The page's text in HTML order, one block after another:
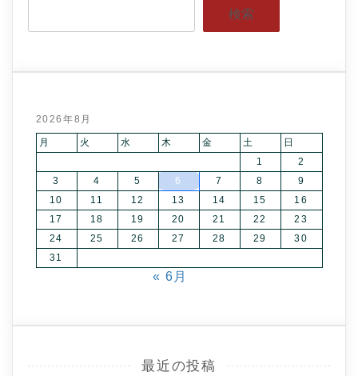
検索
2026年8月
月 火 水 木 金 土
日
1
2
3
4 5 6 7 8
9
10
11 12 13 14 15
16
17
18 19 20 21 22
23
24
25 26 27 28 29
30
31
« 6月
最近の投稿